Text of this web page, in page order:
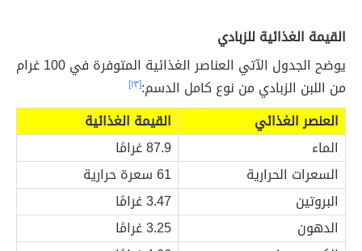
القيمة الغذائية للزبادي
يوضح الجدول الآتي العناصر الغذائية المتوفرة في 100 غرام
من اللبن الزبادي من نوع كامل الدسم:[١٣]
العنصر الغذائي
القيمة الغذائية
الماء
87.9 غرامًا
السعرات الحرارية
61 سعرة حرارية
البروتين
3.47 غرامًا
الدهون
3.25 غرامًا